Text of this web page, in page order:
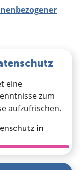
eine
zum
aufzufrischen.
in